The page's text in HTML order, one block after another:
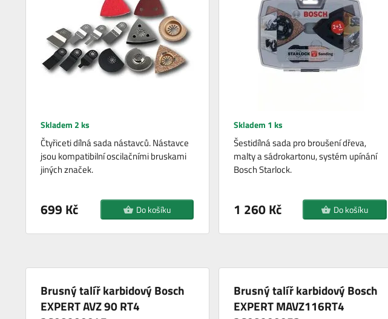
Skladem 2 ks
Čtyřiceti dílná sada nástavců. Nástavce
jsou kompatibilní oscilačními bruskami
jiných značek.
699 Kč Do košíku
Skladem 1 ks
Šestidílná sada pro broušení dřeva,
malty a sádrokartonu, systém upínání
Bosch Starlock.
1 260 Kč Do košíku
Brusný talíř karbidový Bosch
EXPERT AVZ 90 RT4
Brusný talíř karbidový Bosch
EXPERT MAVZ116RT4